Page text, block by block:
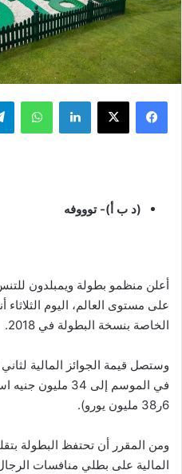
فيسبوك ‫X لينكدإن
(د ب أ)- توووفه
أعلن منظمو بطولة ويمبلدون
على مستوى العالم، اليوم الثلاثاء
الخاصة بنسخة البطولة في 2018.
وستصل قيمة الجوائز المالية
6ر38 مليون يورو).
ومن المقرر أن تحتفظ البطولة
المالية على بطلي منافسات